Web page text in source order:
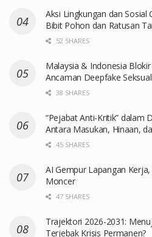
Aksi Lingkungan dan Sosial
Bibit Pohon dan Ratusan
52 SHARES
Malaysia & Indonesia
Ancaman Deepfake
38 SHARES
“Pejabat Anti-Kritik” dalam
Antara Masukan, Hinaan,
45 SHARES
AI Gempur Lapangan
Moncer
47 SHARES
Trajektori 2026-2031:
Terjebak Krisis Permanen?